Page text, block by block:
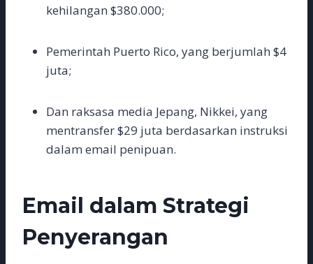
kehilangan $380.000;
Pemerintah Puerto Rico, yang berjumlah $4
juta;
Dan raksasa media Jepang, Nikkei, yang
mentransfer $29 juta berdasarkan instruksi
dalam email penipuan.
Email dalam Strategi
Penyerangan